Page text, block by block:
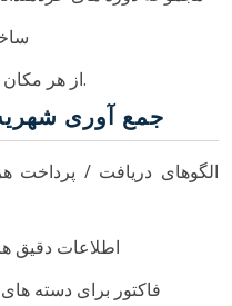
از هر مکان و هر زمان قابل دسترسی است.
جمع آوری
الگوهای دریافت / پرداخت
اطلاعات دقیق
فاکتور برای دسته